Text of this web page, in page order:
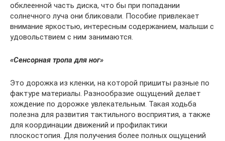
обклеенной часть диска, что бы при попадании
солнечного луча они бликовали. Пособие привлекает
внимание яркостью, интересным содержанием, малыши с
удовольствием с ним занимаются.
«Сенсорная тропа для ног»
Это дорожка из кленки, на которой пришиты разные по
фактуре материалы. Разнообразие ощущений делает
хождение по дорожке увлекательным. Такая ходьба
полезна для развития тактильного восприятия, а также
для координации движений и профилактики
плоскостопия. Для получения более полных ощущений